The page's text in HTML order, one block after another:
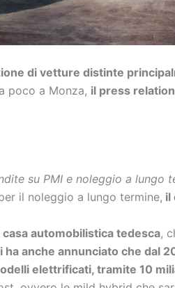
di vetture distinte
poco a Monza, il press
su PMI e noleggio a lungo
il noleggio a lungo termine, il
automobilistica tedesca,
ha anche annunciato che dal
elettrificati, tramite 10